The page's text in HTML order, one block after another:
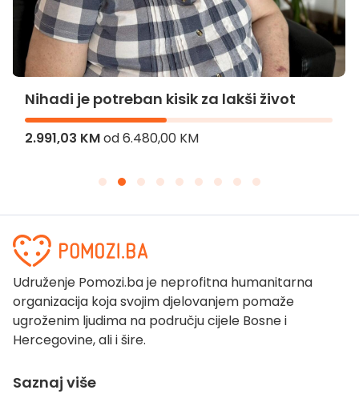
Nihadi je potreban kisik za lakši život
2.991,03 KMod6.480,00 KM
Udruženje Pomozi.ba je neprofitna humanitarna
organizacija koja svojim djelovanjem pomaže
ugroženim ljudima na području cijele Bosne i
Hercegovine, ali i šire.
Saznaj više